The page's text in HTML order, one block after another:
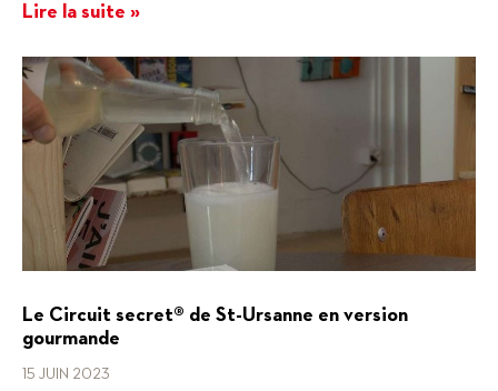
Lire la suite »
Le Circuit secret® de St-Ursanne en version
gourmande
15 JUIN 2023